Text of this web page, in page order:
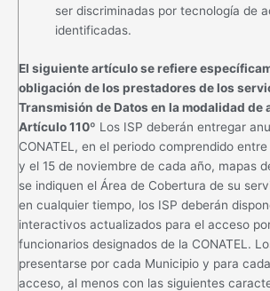
ser discriminadas por tecnología de
identificadas.
El siguiente artículo se refiere
obligación de los prestadores de los
Transmisión de Datos en la modalidad de
Artículo 110º Los ISP deberán entregar
CONATEL, en el periodo comprendido
y el 15 de noviembre de cada año, mapas
se indiquen el Área de Cobertura de su
en cualquier tiempo, los ISP deberán
interactivos actualizados para el acceso
funcionarios designados de la CONATEL.
presentarse por cada Municipio y para
acceso, al menos con las siguientes